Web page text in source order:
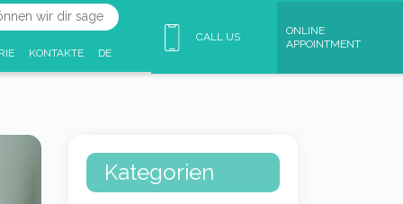
KONTAKTE DE
CALL US
ONLINE
APPOINTMENT
Kategorien